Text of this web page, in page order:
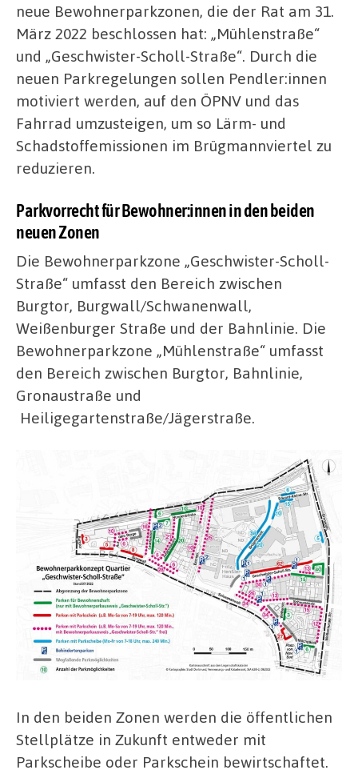
neue Bewohnerparkzonen, die der Rat am 31.
März 2022 beschlossen hat: „Mühlenstraße“
und „Geschwister-Scholl-Straße“. Durch die
neuen Parkregelungen sollen Pendler:innen
motiviert werden, auf den ÖPNV und das
Fahrrad umzusteigen, um so Lärm- und
Schadstoffemissionen im Brügmannviertel zu
reduzieren.
Parkvorrecht für Bewohner:innen in den beiden
neuen Zonen
Die Bewohnerparkzone „Geschwister-Scholl-
Straße“ umfasst den Bereich zwischen
Burgtor, Burgwall/Schwanenwall,
Weißenburger Straße und der Bahnlinie. Die
Bewohnerparkzone „Mühlenstraße“ umfasst
den Bereich zwischen Burgtor, Bahnlinie,
Gronaustraße und
Heiligegartenstraße/Jägerstraße.
In den beiden Zonen werden die öffentlichen
Stellplätze in Zukunft entweder mit
Parkscheibe oder Parkschein bewirtschaftet.